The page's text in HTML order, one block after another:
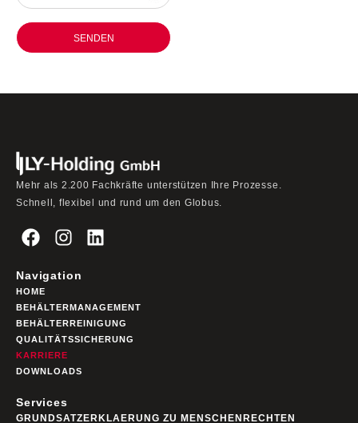
SENDEN
Mehr als 2.200 Fachkräfte unterstützen Ihre Prozesse.
Schnell, flexibel und rund um den Globus.
Navigation
HOME
BEHÄLTERMANAGEMENT
BEHÄLTERREINIGUNG
QUALITÄTSSICHERUNG
KARRIERE
DOWNLOADS
Services
GRUNDSATZERKLAERUNG ZU MENSCHENRECHTEN